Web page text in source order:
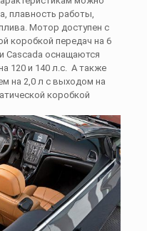
плавность работы,
Мотор доступен с
коробкой передач на 6
Cascada оснащаются
120 и 140 л.с. А также
на 2,0 л с выходом на
коробкой